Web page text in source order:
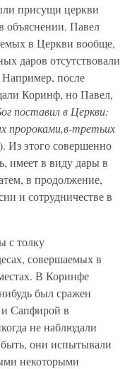
присущи церкви
объяснении. Павел
в Церкви вообще,
даров отсутствовали
после
Коринф, но Павел,
поставил в Церкви:
пророками,в-третьих
Из этого совершенно
имеет в виду дары в
в продолжение,
и сотрудничестве в
с толку
совершаемых в
В Коринфе
был сражен
и Сапфирой в
не наблюдали
они испытывали
некоторыми